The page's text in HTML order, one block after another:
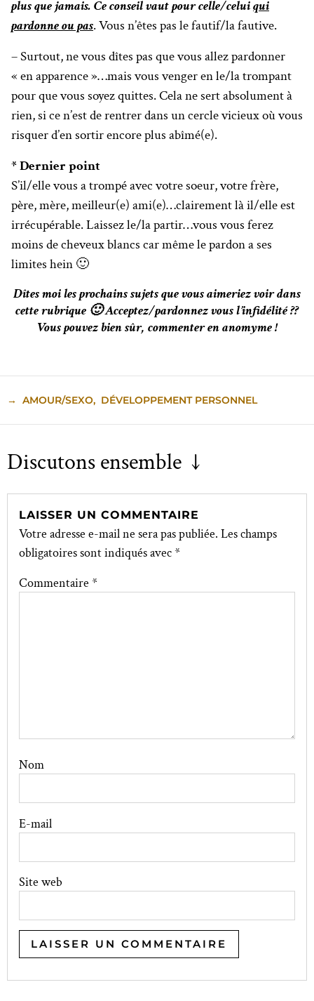
plus que jamais. Ce conseil vaut pour celle/celuiqui
pardonne ou pas. Vous n’êtes pas le fautif/la fautive.
– Surtout, ne vous dîtes pas que vous allez pardonner
« en apparence »…mais vous venger en le/la trompant
pour que vous soyez quittes. Cela ne sert absolument à
rien, si ce n’est de rentrer dans un cercle vicieux où vous
risquer d’en sortir encore plus abîmé(e).
* Dernier point
S’il/elle vous a trompé avec votre soeur, votre frère,
père, mère, meilleur(e) ami(e)…clairement là il/elle est
irrécupérable. Laissez le/la partir…vous vous ferez
moins de cheveux blancs car même le pardon a ses
limites hein 🙂
Dîtes moi les prochains sujets que vous aimeriez voir dans
cette rubrique 🙂 Acceptez/pardonnez vous l’infidélité ??
Vous pouvez bien sûr, commenter en anomyme !
→ AMOUR/SEXO, DÉVELOPPEMENT PERSONNEL
Discutons ensemble ↓
LAISSER UN COMMENTAIRE
Votre adresse e-mail ne sera pas publiée. Les champs
obligatoires sont indiqués avec*
Commentaire *
Nom
E-mail
Site web